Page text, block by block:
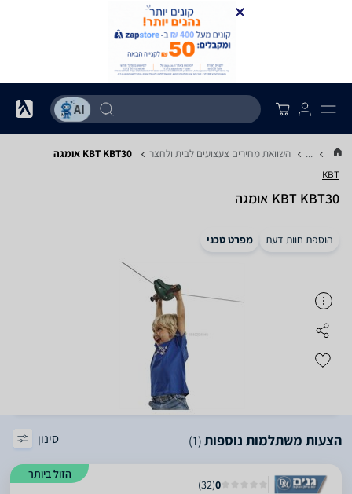
... השוואת מחירים צעצועים לבית ולחצר KBT KBT30 אומגה
KBT
KBT KBT30 אומגה
הוספת חוות דעת מפרט טכני
הצעות משתלמות נוספות(1) סינון
הזול ביותר
0
(
32
)